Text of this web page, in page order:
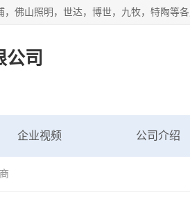
司
企业视频 公司介绍